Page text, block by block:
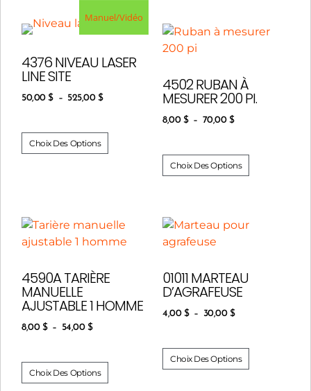
Manuel/Vidéo
4376 NIVEAU LASER
LINE SITE
50,00$ – 525,00 $
Choix Des Options
4502 RUBAN À
MESURER 200 PI.
8,00 $ – 70,00 $
Choix Des Options
4590A TARIÈRE
MANUELLE
AJUSTABLE 1 HOMME
8,00 $ – 54,00 $
Choix Des Options
01011 MARTEAU
D’AGRAFEUSE
4,00 $ – 30,00 $
Choix Des Options